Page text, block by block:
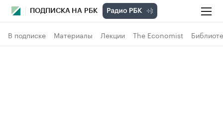
ПОДПИСКА НА РБК
В подписке Материалы Лекции The Economist